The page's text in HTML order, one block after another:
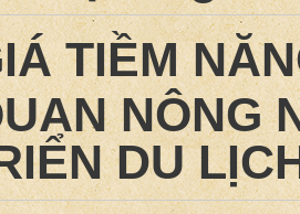
TIỀM
NÔNG
DU